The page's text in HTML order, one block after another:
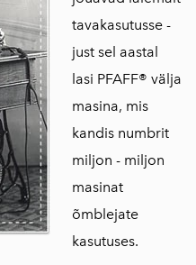
tavakasutusse -
just sel aastal
lasi PFAFF® välja
masina, mis
kandis numbrit
miljon - miljon
masinat
õmblejate
kasutuses.